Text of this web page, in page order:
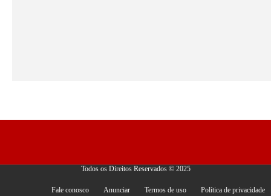
Todos os Direitos Reservados © 2025
Fale conosco Anunciar Termos de uso
Política de privacidade